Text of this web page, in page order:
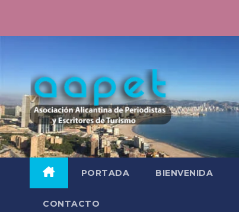
PORTADA BIENVENIDA
CONTACTO